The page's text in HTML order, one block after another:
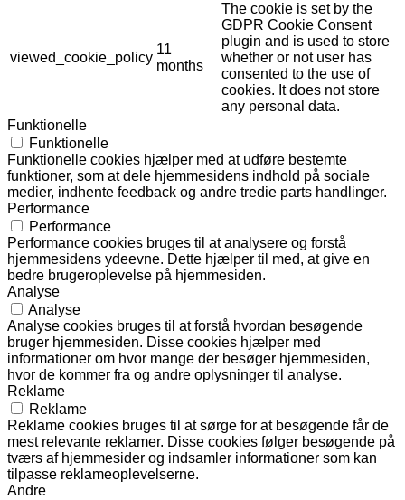
viewed_cookie_policy
11
months
The cookie is set by the
GDPR Cookie Consent
plugin and is used to store
whether or not user has
consented to the use of
cookies. It does not store
any personal data.
Funktionelle
Funktionelle
Funktionelle cookies hjælper med at udføre bestemte
funktioner, som at dele hjemmesidens indhold på sociale
medier, indhente feedback og andre tredie parts handlinger.
Performance
Performance
Performance cookies bruges til at analysere og forstå
hjemmesidens ydeevne. Dette hjælper til med, at give en
bedre brugeroplevelse på hjemmesiden.
Analyse
Analyse
Analyse cookies bruges til at forstå hvordan besøgende
bruger hjemmesiden. Disse cookies hjælper med
informationer om hvor mange der besøger hjemmesiden,
hvor de kommer fra og andre oplysninger til analyse.
Reklame
Reklame
Reklame cookies bruges til at sørge for at besøgende får de
mest relevante reklamer. Disse cookies følger besøgende på
tværs af hjemmesider og indsamler informationer som kan
tilpasse reklameoplevelserne.
Andre